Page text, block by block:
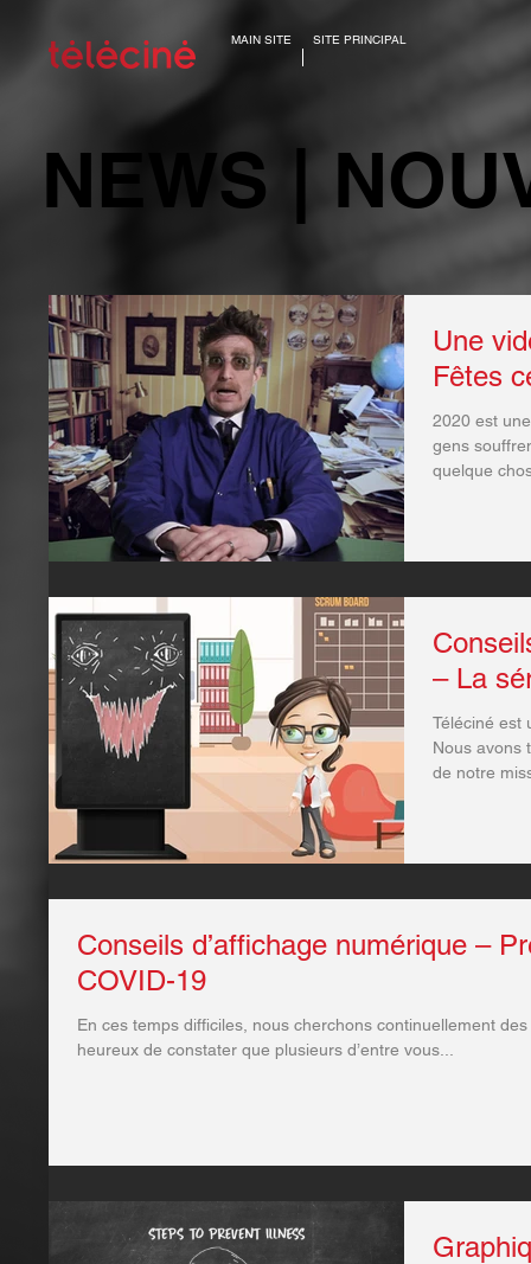
MAIN SITE SITE PRINCIPAL
NEWS |
Une
Fêtes
2020 est
gens
quelque
– La
Téléciné est
Nous avons
de notre
Conseils d’affichage numérique –
COVID-19
En ces temps difficiles, nous cherchons continuellement
heureux de constater que plusieurs d’entre vous...